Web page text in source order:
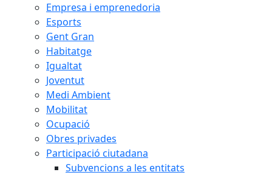
Empresa i emprenedoria
Esports
Gent Gran
Habitatge
Igualtat
Joventut
Medi Ambient
Mobilitat
Ocupació
Obres privades
Participació ciutadana
Subvencions a les entitats